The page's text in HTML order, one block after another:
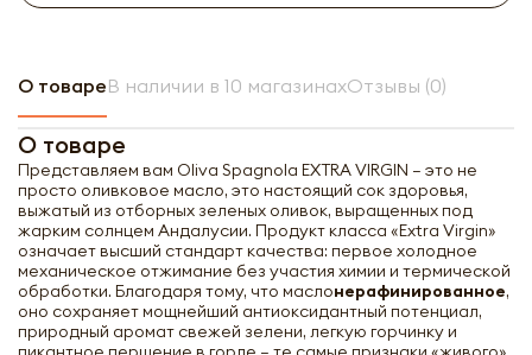
О товареВ наличии в 10 магазинахОтзывы (0)
О товаре
Представляем вам Oliva Spagnola EXTRA VIRGIN — это не
просто оливковое масло, это настоящий сок здоровья,
выжатый из отборных зеленых оливок, выращенных под
жарким солнцем Андалусии. Продукт класса «Extra Virgin»
означает высший стандарт качества: первое холодное
механическое отжимание без участия химии и термической
обработки. Благодаря тому, что маслонерафинированное,
оно сохраняет мощнейший антиоксидантный потенциал,
природный аромат свежей зелени, легкую горчинку и